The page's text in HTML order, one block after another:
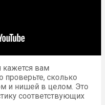
вам
проверьте, сколько
и нишей в целом. Это
соответствующих